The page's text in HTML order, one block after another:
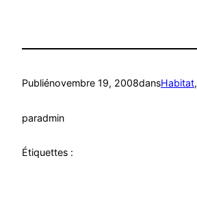
Publiénovembre 19, 2008dansHabitat,
paradmin
Étiquettes :